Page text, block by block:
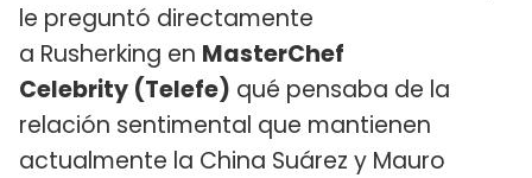
le preguntó directamente
a Rusherking en MasterChef
Celebrity (Telefe) qué pensaba de la
relación sentimental que mantienen
actualmente la China Suárez y Mauro